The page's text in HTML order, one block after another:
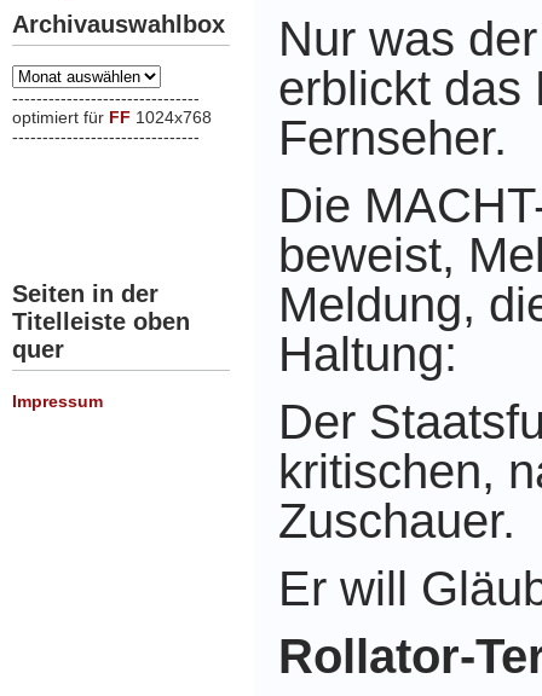
Archivauswahlbox
Archivauswahlbox
-------------------------------
optimiert für FF 1024x768
-------------------------------
Seiten in der
Titelleiste oben
quer
Impressum
Nur was
erblickt das
Fernseher.
Die
beweist,
Meldung,
Haltung:
Der
kritischen,
Zuschauer.
Er will
Rollator-